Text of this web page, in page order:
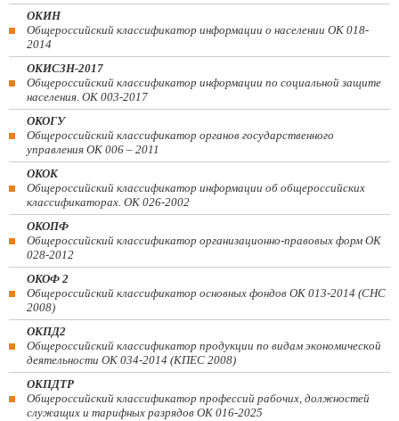
ОКИН
Общероссийский классификатор информации о населении ОК 018-
2014
ОКИСЗН-2017
Общероссийский классификатор информации по социальной защите
населения. ОК 003-2017
ОКОГУ
Общероссийский классификатор органов государственного
управления ОК 006 – 2011
ОКОК
Общероссийский классификатор информации об общероссийских
классификаторах. ОК 026-2002
ОКОПФ
Общероссийский классификатор организационно-правовых форм ОК
028-2012
ОКОФ 2
Общероссийский классификатор основных фондов ОК 013-2014 (СНС
2008)
ОКПД2
Общероссийский классификатор продукции по видам экономической
деятельности ОК 034-2014 (КПЕС 2008)
ОКПДТР
Общероссийский классификатор профессий рабочих, должностей
служащих и тарифных разрядов ОК 016-2025